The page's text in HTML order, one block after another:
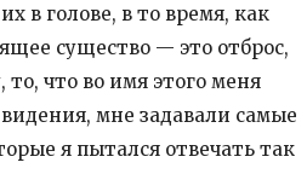
в голове, в то время, как
существо — это отброс,
то, что во имя этого меня
мне задавали самые
я пытался отвечать так